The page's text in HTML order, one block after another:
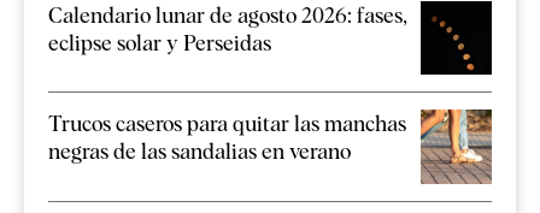
Calendario lunar de agosto 2026: fases,
eclipse solar y Perseidas
Trucos caseros para quitar las manchas
negras de las sandalias en verano